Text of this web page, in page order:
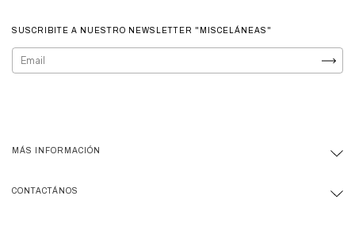
SUSCRIBITE A NUESTRO NEWSLETTER "MISCELÁNEAS"
MÁS INFORMACIÓN
CONTACTÁNOS